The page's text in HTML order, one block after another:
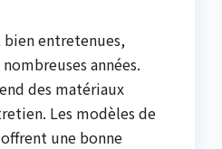
bien entretenues,
années.
des matériaux
Les modèles de
une bonne